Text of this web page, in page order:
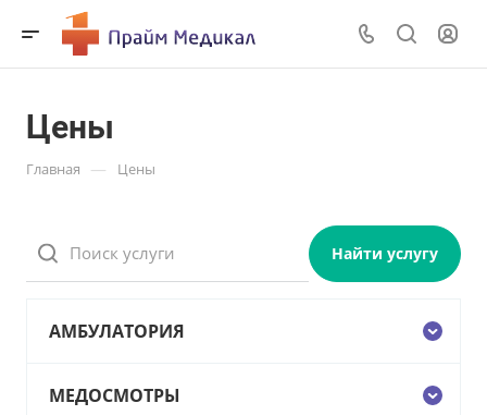
Цены
Главная — Цены
Найти услугу
АМБУЛАТОРИЯ
МЕДОСМОТРЫ